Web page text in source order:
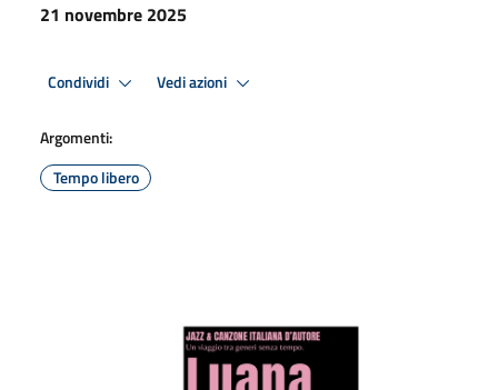
21 novembre 2025
Condividi Vedi azioni
Argomenti:
Tempo libero